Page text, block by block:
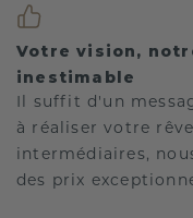
Votre vision,
inestimable
Il suffit d'un
à réaliser votre
intermédiaires,
des prix